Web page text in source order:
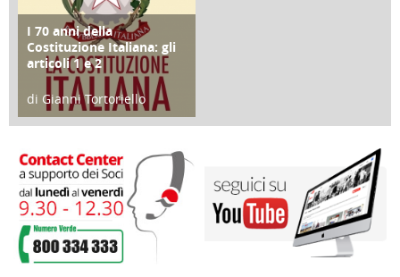
FOCUS
I 70 anni della
Costituzione Italiana: gli
articoli 1 e 2
di Gianni Tortoriello
17 Marzo 2018